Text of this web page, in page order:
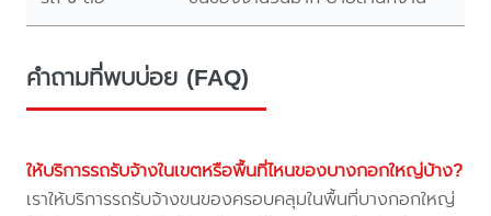
คำถามที่พบบ่อย (FAQ)
ให้บริการรถรับจ้างในเขตหรือพื้นที่ไหนของบางกอกใหญ่บ้าง?
เราให้บริการรถรับจ้างขนของครอบคลุมในพื้นที่บางกอกใหญ่